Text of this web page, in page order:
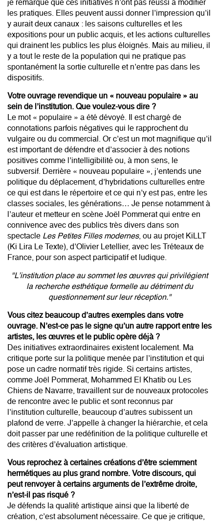
je remarque que ces initiatives n’ont pas réussi à modifier
les pratiques. Elles peuvent aussi donner l’impression qu’il
y aurait deux canaux : les saisons culturelles et les
expositions pour un public acquis, et les actions culturelles
qui drainent les publics les plus éloignés. Mais au milieu, il
y a tout le reste de la population qui ne pratique pas
spontanément la sortie culturelle et n’entre pas dans les
dispositifs.
Votre ouvrage revendique un « nouveau populaire » au
sein de l’institution. Que voulez-vous dire ?
Le mot « populaire » a été dévoyé. Il est chargé de
connotations parfois négatives qui le rapprochent du
vulgaire ou du commercial. Or c’est un mot magnifique qu’il
est important de défendre et d’associer à des notions
positives comme l’intelligibilité ou, à mon sens, le
subversif. Derrière « nouveau populaire », j’entends une
politique du déplacement, d’hybridations culturelles entre
ce qui est dans le répertoire et ce qui n’y est pas, entre les
classes sociales, les générations… Je pense notamment à
l’auteur et metteur en scène Joël Pommerat qui entre en
connivence avec des publics très divers dans son
spectacle Les Petites Filles modernes, ou au projet KiLLT
(Ki Lira Le Texte), d’Olivier Letellier, avec les Tréteaux de
France, pour son aspect participatif et ludique.
"L’institution place au sommet les œuvres qui privilégient
la recherche esthétique formelle au détriment du
questionnement sur leur réception."
Vous citez beaucoup d’autres exemples dans votre
ouvrage. N’est-ce pas le signe qu’un autre rapport entre les
artistes, les œuvres et le public opère déjà ?
Des initiatives extraordinaires existent localement. Ma
critique porte sur la politique menée par l’institution et qui
pose un cadre normatif très rigide. Si certains artistes,
comme Joël Pommerat, Mohammed El Khatib ou Les
Chiens de Navarre, travaillent sur de nouveaux protocoles
de rencontre avec le public et sont reconnus par
l’institution culturelle, beaucoup d’autres subissent un
plafond de verre. J’appelle à changer la hiérarchie, et cela
doit passer par une redéfinition de la politique culturelle et
des critères d’évaluation artistique.
Vous reprochez à certaines créations d’être sciemment
hermétiques au plus grand nombre. Votre discours, qui
peut renvoyer à certains arguments de l’extrême droite,
n’est-il pas risqué ?
Je défends la qualité artistique ainsi que la liberté de
création, c’est absolument nécessaire. Ce que je critique,